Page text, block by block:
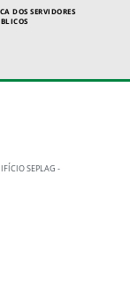
DOS SERVIDORES
SEPLAG -